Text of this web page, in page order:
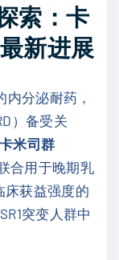
索：卡
新进展
分泌耐药，
）备受关
卡米司群
合用于晚期乳
床获益强度的
突变人群中